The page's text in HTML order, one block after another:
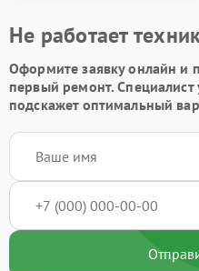
Не работает
Оформите заявку онлайн и
первый ремонт. Специалист
подскажет оптимальный